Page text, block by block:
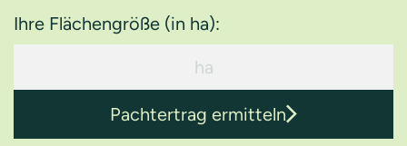
Ihre Flächengröße (in ha):
Pachtertrag ermitteln